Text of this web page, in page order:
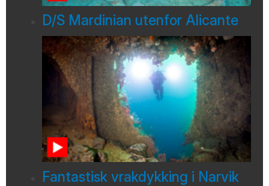
D/S Mardinian utenfor Alicante
Fantastisk vrakdykking i Narvik